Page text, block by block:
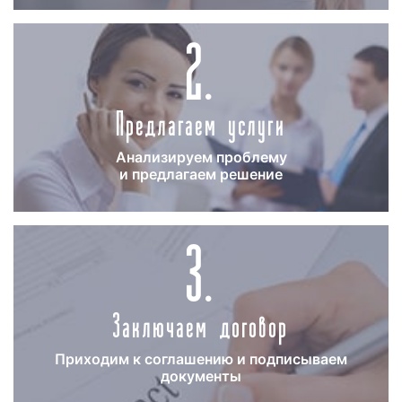
клиенты размещают рекламу на радио «Такси» в
течение 2-4 недель.
Необходимо отметить, что реклама на радио
«Такси» тем эффективнее, чем длительнее период
выхода рекламных роликов в эфире радиостанции.
Поэтому, если вы хотите, чтобы реклама дала
отдачу, а денежные средства, вложенные в
рекламу на радио, оправдались, размещайте
рекламу в течение месяца и более.
Как разместить рекламу на радио
в Хабаровске
Зачастую, наши клиенты спрашивают, как
разместить рекламу на радио «Такси» в
Хабаровске? Процесс размещения рекламы на
радио «Такси» можно разделить на несколько
2.
Предлагаем услуги
Анализируем проблему
и предлагаем решение
3.
Заключаем договор
Приходим к соглашению и подписываем
документы